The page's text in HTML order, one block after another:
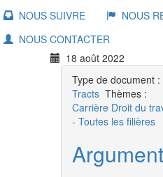
NOUS SUIVRE
NOUS
NOUS CONTACTER
18 août 2022
Type de document :
Tracts Thèmes :
Carrière Droit du
- Toutes les filières